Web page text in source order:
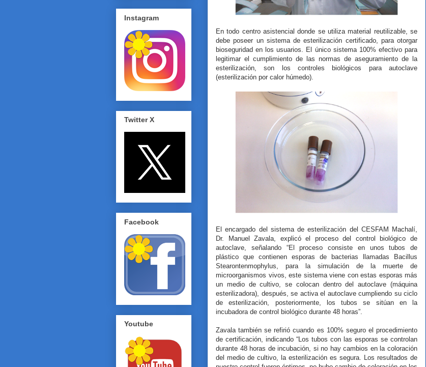
En todo centro asistencial donde se utiliza material reutilizable, se
debe poseer un sistema de esterilización certificado, para otorgar
bioseguridad en los usuarios. El único sistema 100% efectivo para
legitimar el cumplimiento de las normas de aseguramiento de la
esterilización, son los controles biológicos para autoclave
(esterilización por calor húmedo).
El encargado del sistema de esterilización del CESFAM Machalí,
Dr. Manuel Zavala, explicó el proceso del control biológico de
autoclave, señalando “El proceso consiste en unos tubos de
plástico que contienen esporas de bacterias llamadas Bacillus
Stearontenmophylus, para la simulación de la muerte de
microorganismos vivos, este sistema viene con estas esporas más
un medio de cultivo, se colocan dentro del autoclave (máquina
esterilizadora), después, se activa el autoclave cumpliendo su ciclo
de esterilización, posteriormente, los tubos se sitúan en la
incubadora de control biológico durante 48 horas”.
Zavala también se refirió cuando es 100% seguro el procedimiento
de certificación, indicando “Los tubos con las esporas se controlan
durante 48 horas de incubación, si no hay cambios en la coloración
del medio de cultivo, la esterilización es segura. Los resultados de
Instagram
Twitter X
Facebook
Youtube